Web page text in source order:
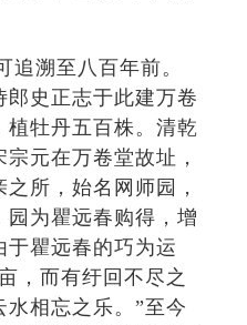
溯至八百年前。
史正志于此建万卷
植牡丹五百株。清乾
元在万卷堂故址，
所，始名网师园，
园为瞿远春购得，增
于瞿远春的巧为运
，而有纡回不尽之
相忘之乐。”至今